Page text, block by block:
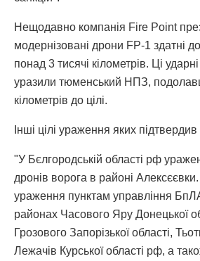
Нещодавно компанія Fire Point
модернізовані дрони FP-1 здатні
понад 3 тисячі кілометрів. Ці
уразили тюменський НПЗ,
кілометрів до цілі.
Інші цілі ураження яких
"У Бєлгородській області рф
дронів ворога в районі
ураження пунктам управління
районах Часового Яру Донецької
Грозового Запорізької області,
Лежачів Курської області рф, а